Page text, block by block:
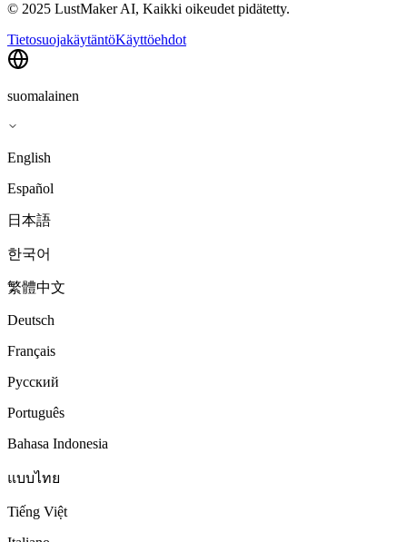
© 2025 LustMaker AI, Kaikki oikeudet pidätetty.
TietosuojakäytäntöKäyttöehdot
suomalainen
English
Español
日本語
한국어
繁體中文
Deutsch
Français
Русский
Português
Bahasa Indonesia
แบบไทย
Tiếng Việt